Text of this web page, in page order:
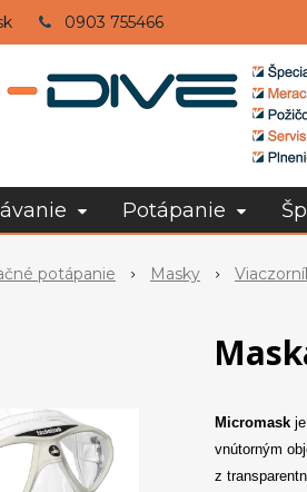
0903 755466
Potápanie
potápanie Masky
Micromaskje
vnútorným
z